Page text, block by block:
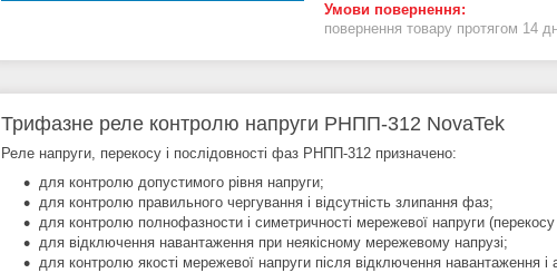
повернення товару протягом 14
Трифазне реле контролю напруги РНПП-312 NovaTek
Реле напруги, перекосу і послідовності фаз РНПП-312 призначено:
для контролю допустимого рівня напруги;
для контролю правильного чергування і відсутність злипання фаз;
для контролю полнофазности і симетричності мережевої напруги
для відключення навантаження при неякісному мережевому напрузі;
для контролю якості мережевої напруги після відключення навантаження і